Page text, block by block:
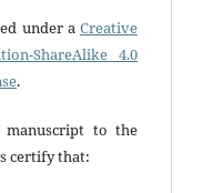
under a Creative
ShareAlike 4.0
.
to the
certify that: